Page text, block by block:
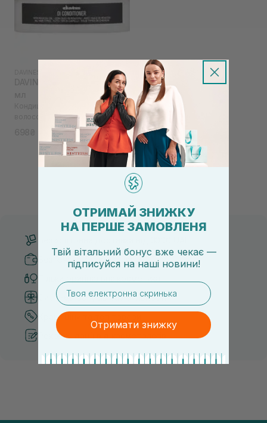
DAVINES Oi Conditioner 75
Кондиціонер для пом'якшення
Безпечні способи оплати
Система бонусів та лояльності
Кращі ціни та топ товари
Рекомендації від косметологів
ОТРИМАЙ ЗНИЖКУ
НА ПЕРШЕ ЗАМОВЛЕНЯ
Твій вітальний бонус вже чекає —
підписуйся на наші новини!
email
Отримати знижку